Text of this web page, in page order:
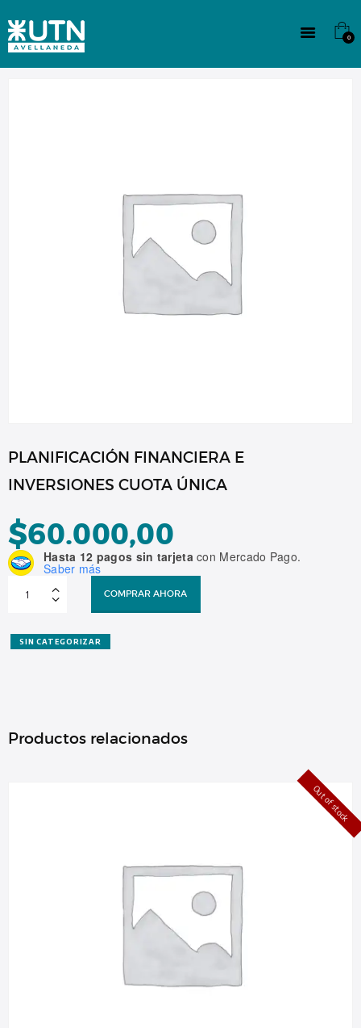
0
CULTURA
PLANIFICACIÓN FINANCIERA E
INVERSIONES CUOTA ÚNICA
$60.000,00
Hasta 12 pagos sin tarjetacon Mercado Pago.
Saber más
FINANCIERA
ÚNICA
cantidad
COMPRAR AHORA
SIN CATEGORIZAR
Productos relacionados
Out of stock